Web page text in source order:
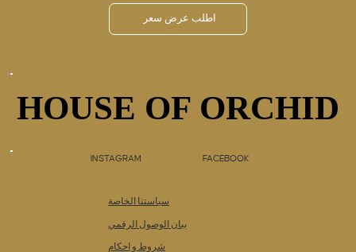
اطلب عرض سعر
HOUSE OF ORCHID
HOUSE OF ORCHID
INSTAGRAM FACEBOOK
سياستنا الخاصة
شروط و احكام
بيان الوصول الرقمي